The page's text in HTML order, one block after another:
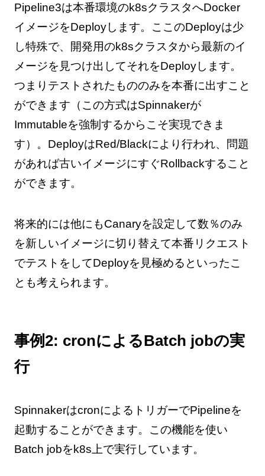
Pipeline3は本番環境のk8sクラスタへDocker
イメージをDeployします。ここのDeployは少
し特殊で、開発用のk8sクラスタから最新のイ
メージを見つけ出してそれをDeployします。
つまりテストされたもののみを本番に出すこと
ができます（この方式はSpinnakerが
Immutableを強制するからこそ実現できま
す）。DeployはRed/Blackにより行われ、問題
があれば古いイメージにすぐRollbackすること
ができます。
将来的には他にもCanaryを設定して数％のみ
を新しいイメージに切り替えて本番リクエスト
でテストをしてDeployを見極めるといったこ
とも考えられます。
事例2: cronによるBatch jobの実
行
SpinnakerはcronによるトリガーでPipelineを
起動することができます。この機能を使い
Batch jobをk8s上で実行しています。